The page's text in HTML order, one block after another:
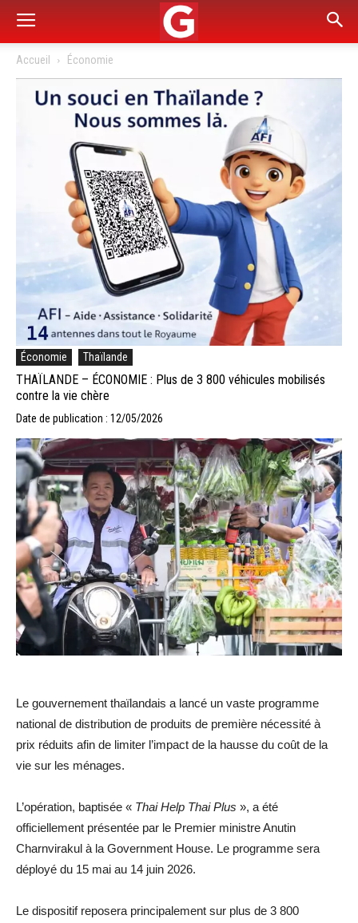
Accueil Économie
Économie Thaïlande
THAÏLANDE – ÉCONOMIE : Plus de 3 800 véhicules mobilisés
contre la vie chère
Date de publication : 12/05/2026
Le gouvernement thaïlandais a lancé un vaste programme
national de distribution de produits de première nécessité à
prix réduits afin de limiter l’impact de la hausse du coût de la
vie sur les ménages.
L’opération, baptisée « Thai Help Thai Plus », a été
officiellement présentée par le Premier ministre Anutin
Charnvirakul à la Government House. Le programme sera
déployé du 15 mai au 14 juin 2026.
Le dispositif reposera principalement sur plus de 3 800